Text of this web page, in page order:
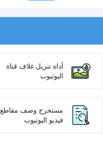
أداة تنزيل غلاف قناة
اليوتيوب
مستخرج وصف مقاطع
فيديو اليوتيوب